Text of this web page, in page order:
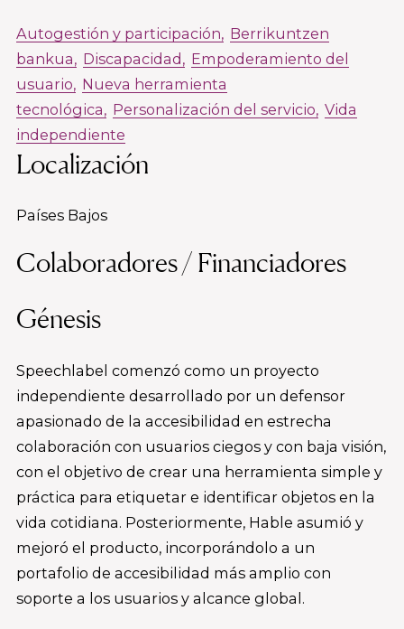
Autogestión y participación Berrikuntzen
bankua
Discapacidad
Empoderamiento del
usuario Nueva herramienta
tecnológica
Personalización del servicio Vida
independiente
Localización
Países Bajos
Colaboradores / Financiadores
Génesis
Speechlabel comenzó como un proyecto
independiente desarrollado por un defensor
apasionado de la accesibilidad en estrecha
colaboración con usuarios ciegos y con baja visión,
con el objetivo de crear una herramienta simple y
práctica para etiquetar e identificar objetos en la
vida cotidiana. Posteriormente, Hable asumió y
mejoró el producto, incorporándolo a un
portafolio de accesibilidad más amplio con
soporte a los usuarios y alcance global.